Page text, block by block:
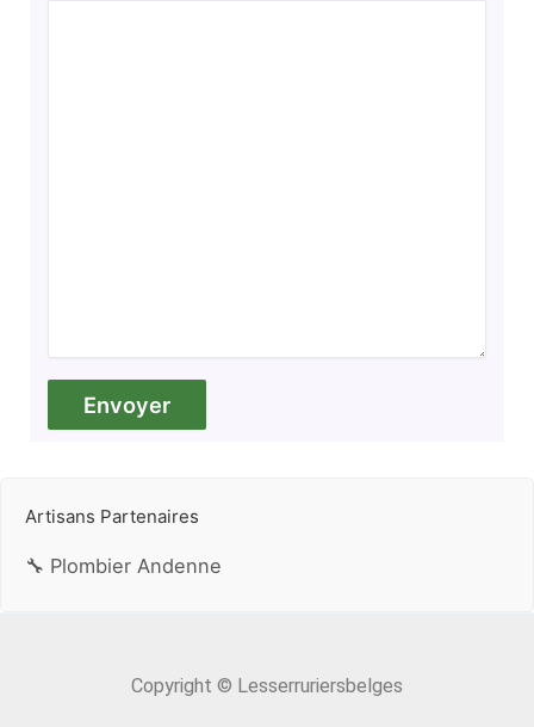
Artisans Partenaires
🔧 Plombier Andenne
Copyright © Lesserruriersbelges